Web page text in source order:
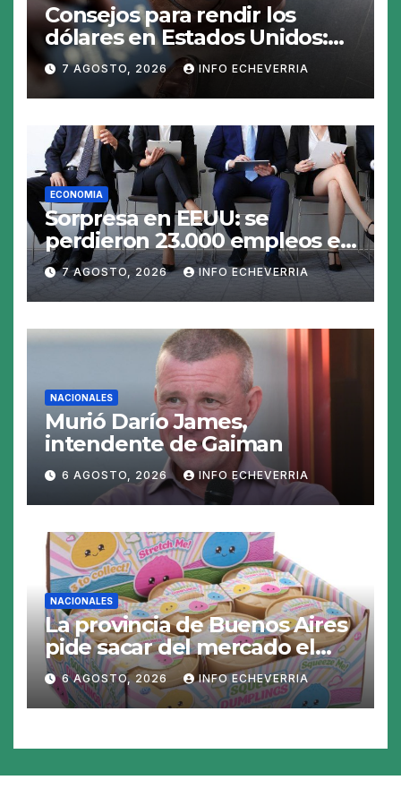
Consejos para rendir los
dólares en Estados Unidos:
claves para no gastar de más
en el viaje
7 AGOSTO, 2026 INFO ECHEVERRIA
ECONOMIA
Sorpresa en EEUU: se
perdieron 23.000 empleos en
julio y el mercado recalcula
las perspectivas para las
tasas
7 AGOSTO, 2026 INFO ECHEVERRIA
NACIONALES
Murió Darío James,
intendente de Gaiman
6 AGOSTO, 2026 INFO ECHEVERRIA
NACIONALES
La provincia de Buenos Aires
pide sacar del mercado el
«Squeezy Dumpling», un
juguete «tóxico»
6 AGOSTO, 2026 INFO ECHEVERRIA